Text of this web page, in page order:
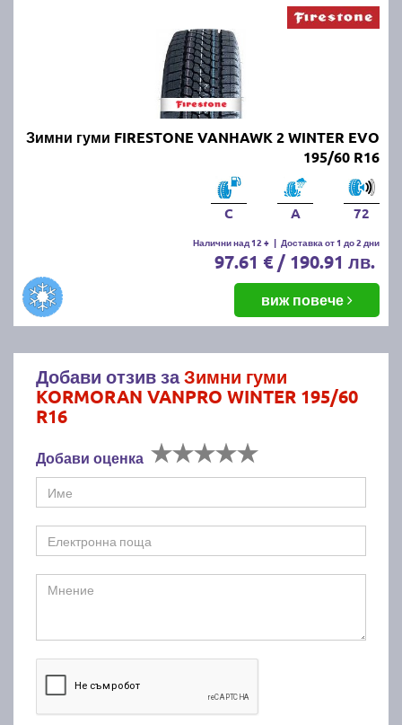
Зимни гуми FIRESTONE VANHAWK 2 WINTER EVO
195/60 R16
C A 72
Налични над 12 + | Доставка от 1 до 2 дни
97.61 € / 190.91 лв.
виж повече
Добави отзив заЗимни гуми
KORMORAN VANPRO WINTER 195/60
R16
Добави оценка